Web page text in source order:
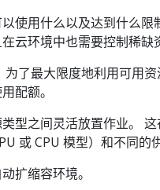
使用什么以及达到什么
云环境中也需要控制稀缺
了最大限度地利用可用
配额。
型之间灵活放置作业。
或 CPU 模型）和不同的
扩缩容环境。